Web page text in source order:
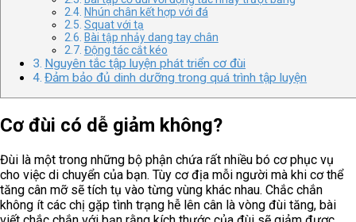
Nhún chân kết hợp với đá
Squat với tạ
Bài tập nhảy dang tay chân
Động tác cắt kéo
Nguyên tắc tập luyện phát triển cơ đùi
Đảm bảo đủ dinh dưỡng trong quá trình tập luyện
Cơ đùi có dễ giảm không?
Đùi là một trong những bộ phận chứa rất nhiều bó cơ phục vụ
cho việc di chuyển của bạn. Tùy cơ địa mỗi người mà khi cơ thể
tăng cân mỡ sẽ tích tụ vào từng vùng khác nhau. Chắc chắn
không ít các chị gặp tình trạng hễ lên cân là vòng đùi tăng, bài